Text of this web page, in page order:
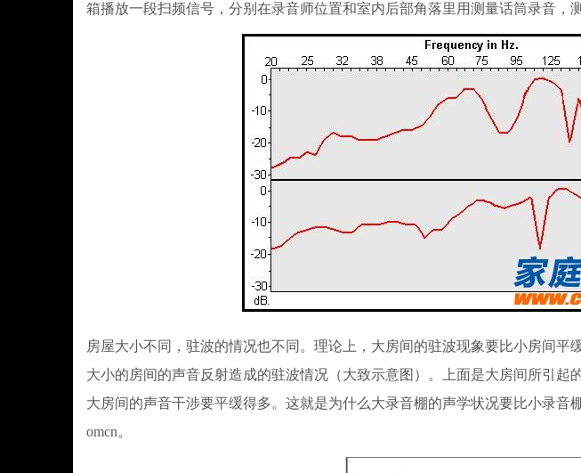
箱播放一段扫频信号，分别在录音师位置和室内后部角落里用测量话筒录音，
房屋大小不同，驻波的情况也不同。理论上，大房间的驻波现象要比小房间平
大小的房间的声音反射造成的驻波情况（大致示意图）。上面是大房间所引起
大房间的声音干涉要平缓得多。这就是为什么大录音棚的声学状况要比小录音
omcn。